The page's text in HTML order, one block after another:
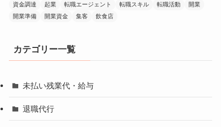
資金調達
起業 転職エージェント 転職スキル 転職活動
開業
開業準備
開業資金 集客 飲食店
カテゴリー一覧
未払い残業代・給与
退職代行